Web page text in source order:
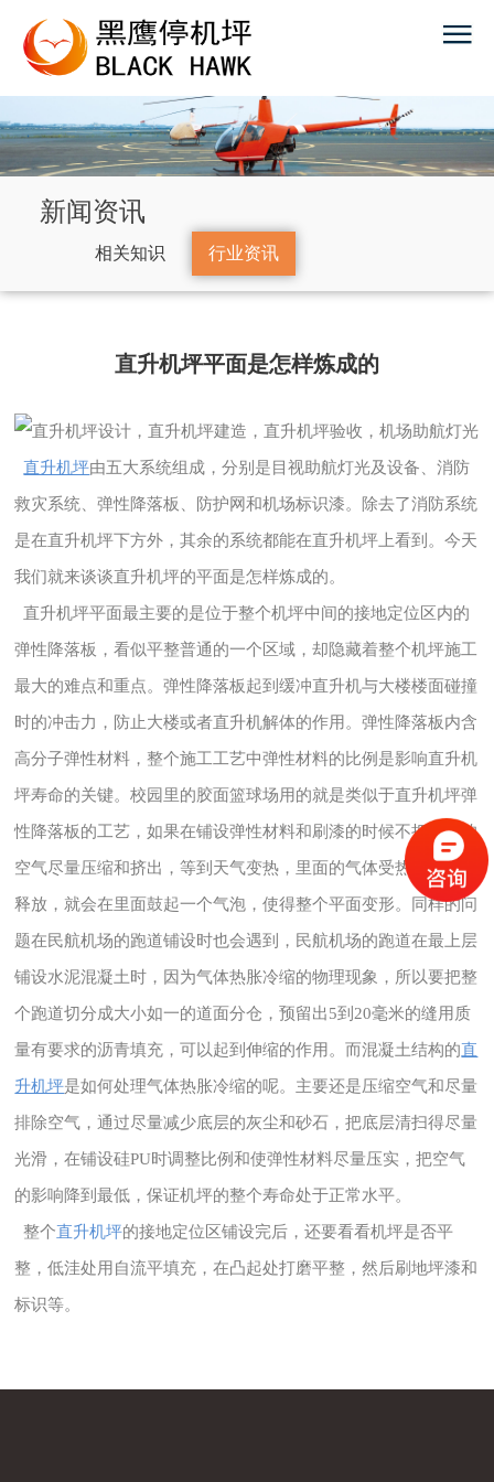
新闻资讯
相关知识 行业资讯
直升机坪平面是怎样炼成的
直升机坪由五大系统组成，分别是目视助航灯光及设备、消防
救灾系统、弹性降落板、防护网和机场标识漆。除去了消防系统
是在直升机坪下方外，其余的系统都能在直升机坪上看到。今天
我们就来谈谈直升机坪的平面是怎样炼成的。
直升机坪平面最主要的是位于整个机坪中间的接地定位区内的
弹性降落板，看似平整普通的一个区域，却隐藏着整个机坪施工
最大的难点和重点。弹性降落板起到缓冲直升机与大楼楼面碰撞
时的冲击力，防止大楼或者直升机解体的作用。弹性降落板内含
高分子弹性材料，整个施工工艺中弹性材料的比例是影响直升机
坪寿命的关键。校园里的胶面篮球场用的就是类似于直升机坪弹
性降落板的工艺，如果在铺设弹性材料和刷漆的时候不把里面的
空气尽量压缩和挤出，等到天气变热，里面的气体受热膨胀无从
释放，就会在里面鼓起一个气泡，使得整个平面变形。同样的问
题在民航机场的跑道铺设时也会遇到，民航机场的跑道在最上层
铺设水泥混凝土时，因为气体热胀冷缩的物理现象，所以要把整
个跑道切分成大小如一的道面分仓，预留出5到20毫米的缝用质
量有要求的沥青填充，可以起到伸缩的作用。而混凝土结构的直
升机坪是如何处理气体热胀冷缩的呢。主要还是压缩空气和尽量
排除空气，通过尽量减少底层的灰尘和砂石，把底层清扫得尽量
光滑，在铺设硅PU时调整比例和使弹性材料尽量压实，把空气
的影响降到最低，保证机坪的整个寿命处于正常水平。
整个直升机坪的接地定位区铺设完后，还要看看机坪是否平
整，低洼处用自流平填充，在凸起处打磨平整，然后刷地坪漆和
标识等。